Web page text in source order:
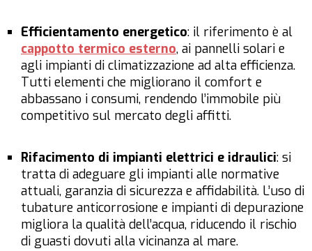
Efficientamento energetico: il riferimento è al
cappotto termico esterno, ai pannelli solari e
agli impianti di climatizzazione ad alta efficienza.
Tutti elementi che migliorano il comfort e
abbassano i consumi, rendendo l’immobile più
competitivo sul mercato degli affitti.
Rifacimento di impianti elettrici e idraulici: si
tratta di adeguare gli impianti alle normative
attuali, garanzia di sicurezza e affidabilità. L’uso di
tubature anticorrosione e impianti di depurazione
migliora la qualità dell’acqua, riducendo il rischio
di guasti dovuti alla vicinanza al mare.